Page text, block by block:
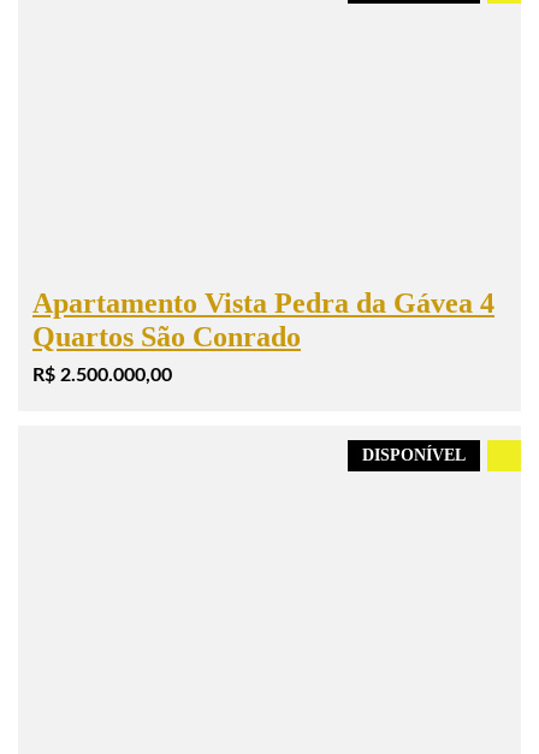
Apartamento Vista Pedra da Gávea 4
Quartos São Conrado
R$ 2.500.000,00
DISPONÍVEL